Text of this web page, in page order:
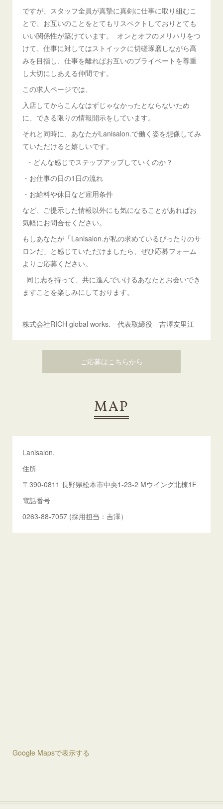
ですが、スタッフ全員が真摯に真剣に仕事に取り組むこ
とで、お互いのことをとてもリスペクトしておりとても
いい関係性が築けています。 オンとオフのメリハリをつ
けて、仕事に対してはストイックに切磋琢磨しながら高
みを目指し、仕事を離ればお互いのプライベートを尊重
し大切にしあえる仲間です。
この求人ページでは、
入店してからこんなはずじゃなかったとならないため
に、できる限りの情報開示をしています。
それと同時に、あなたがLanisalon.で働く姿を想像してみ
ていただけると嬉しいです。
・どんな感じでステップアップしていくのか？
・お仕事の日の1日の流れ
・お給料や休日など雇用条件
など、ご提示した情報以外にも気になることがあればお
気軽にお問合せください。
もしあなたが「Lanisalon.が私の求めているぴったりのサ
ロンだ」と感じていただけましたら、ぜひ応募フォーム
よりご応募ください。
同じ志を持って、共に進んでいけるあなたとお会いでき
ますことを楽しみにしております。
株式会社RICH global works. 代表取締役 吉澤友里江
ご応募はこちらから
MAP
Lanisalon.
住所
〒390-0811 長野県松本市中央1-23-2 Mウイング北棟1F
電話番号
0263-88-7057 (採用担当：吉澤）
Google Mapsで表示する